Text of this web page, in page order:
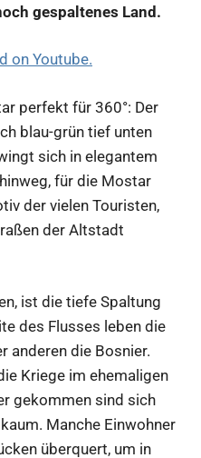
gespaltenes Land.
on Youtube.
perfekt für 360°: Der
blau-grün tief unten
sich in elegantem
für die Mostar
der vielen Touristen,
der Altstadt
ist die tiefe Spaltung
des Flusses leben die
anderen die Bosnier.
Kriege im ehemaligen
gekommen sind sich
Manche Einwohner
überquert, um in